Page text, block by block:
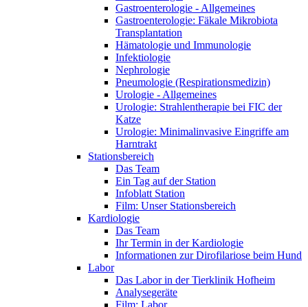
Gastroenterologie - Allgemeines
Gastroenterologie: Fäkale Mikrobiota
Transplantation
Hämatologie und Immunologie
Infektiologie
Nephrologie
Pneumologie (Respirationsmedizin)
Urologie - Allgemeines
Urologie: Strahlentherapie bei FIC der
Katze
Urologie: Minimalinvasive Eingriffe am
Harntrakt
Stationsbereich
Das Team
Ein Tag auf der Station
Infoblatt Station
Film: Unser Stationsbereich
Kardiologie
Das Team
Ihr Termin in der Kardiologie
Informationen zur Dirofilariose beim Hund
Labor
Das Labor in der Tierklinik Hofheim
Analysegeräte
Film: Labor